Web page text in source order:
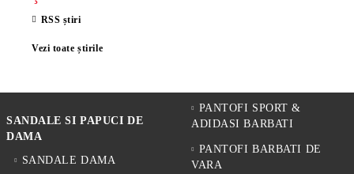
RSS știri
Vezi toate știrile
SANDALE SI PAPUCI DE
DAMA
SANDALE DAMA
PANTOFI SPORT &
ADIDASI BARBATI
PANTOFI BARBATI DE
VARA